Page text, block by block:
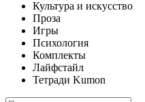
Культура и искусство
Проза
Игры
Психология
Комплекты
Лайфстайл
Тетради Kumon